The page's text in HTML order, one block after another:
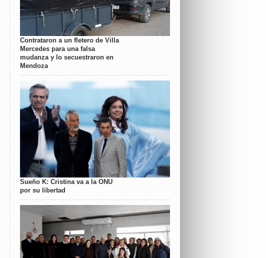
Contrataron a un fletero de Villa
Mercedes para una falsa
mudanza y lo secuestraron en
Mendoza
Sueño K: Cristina va a la ONU
por su libertad